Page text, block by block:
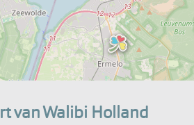
van Walibi Holland